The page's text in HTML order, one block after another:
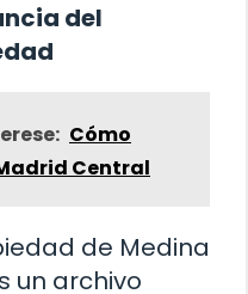
del
Cómo
Central
de Medina
un archivo